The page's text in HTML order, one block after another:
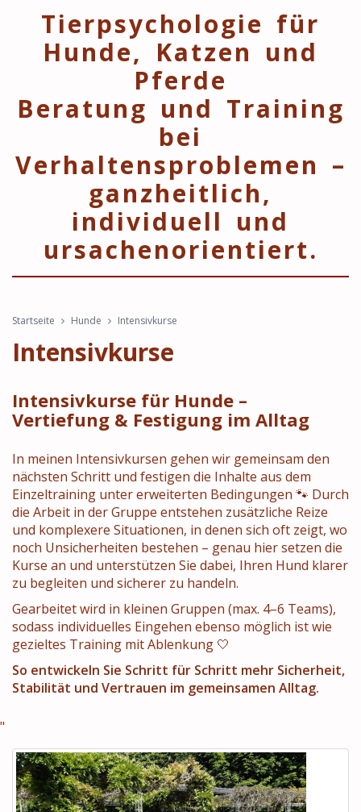
Tierpsychologie für
Hunde, Katzen und
Pferde
Beratung und Training
bei
Verhaltensproblemen –
ganzheitlich,
individuell und
ursachenorientiert.
Startseite Hunde Intensivkurse
Intensivkurse
Intensivkurse für Hunde –
Vertiefung & Festigung im Alltag
In meinen Intensivkursen gehen wir gemeinsam den
nächsten Schritt und festigen die Inhalte aus dem
Einzeltraining unter erweiterten Bedingungen 🐾 Durch
die Arbeit in der Gruppe entstehen zusätzliche Reize
und komplexere Situationen, in denen sich oft zeigt, wo
noch Unsicherheiten bestehen – genau hier setzen die
Kurse an und unterstützen Sie dabei, Ihren Hund klarer
zu begleiten und sicherer zu handeln.
Gearbeitet wird in kleinen Gruppen (max. 4–6 Teams),
sodass individuelles Eingehen ebenso möglich ist wie
gezieltes Training mit Ablenkung 🤍
So entwickeln Sie Schritt für Schritt mehr Sicherheit,
Stabilität und Vertrauen im gemeinsamen Alltag.
"